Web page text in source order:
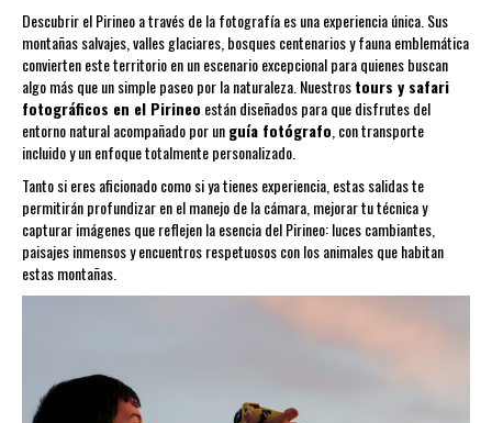
Descubrir el Pirineo a través de la fotografía es una experiencia única. Sus
montañas salvajes, valles glaciares, bosques centenarios y fauna emblemática
convierten este territorio en un escenario excepcional para quienes buscan
algo más que un simple paseo por la naturaleza. Nuestrostours y safari
fotográficos en el Pirineo están diseñados para que disfrutes del
entorno natural acompañado por unguía fotógrafo , con transporte
incluido y un enfoque totalmente personalizado.
Tanto si eres aficionado como si ya tienes experiencia, estas salidas te
permitirán profundizar en el manejo de la cámara, mejorar tu técnica y
capturar imágenes que reflejen la esencia del Pirineo: luces cambiantes,
paisajes inmensos y encuentros respetuosos con los animales que habitan
estas montañas.